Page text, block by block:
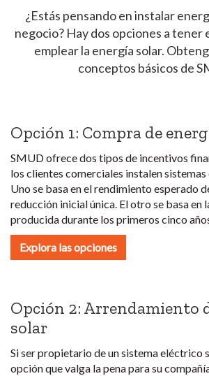
¿Estás pensando en instalar
negocio? Hay dos opciones a tener
emplear la energía solar.
conceptos básicos de
Opción 1: Compra de
SMUD ofrece dos tipos de incentivos
los clientes comerciales instalen
Uno se basa en el rendimiento esperado
reducción inicial única. El otro se basa en
producida durante los primeros cinco
Explora las opciones
Opción 2: Arrendamiento
solar
Si ser propietario de un sistema eléctrico
opción que valga la pena para su